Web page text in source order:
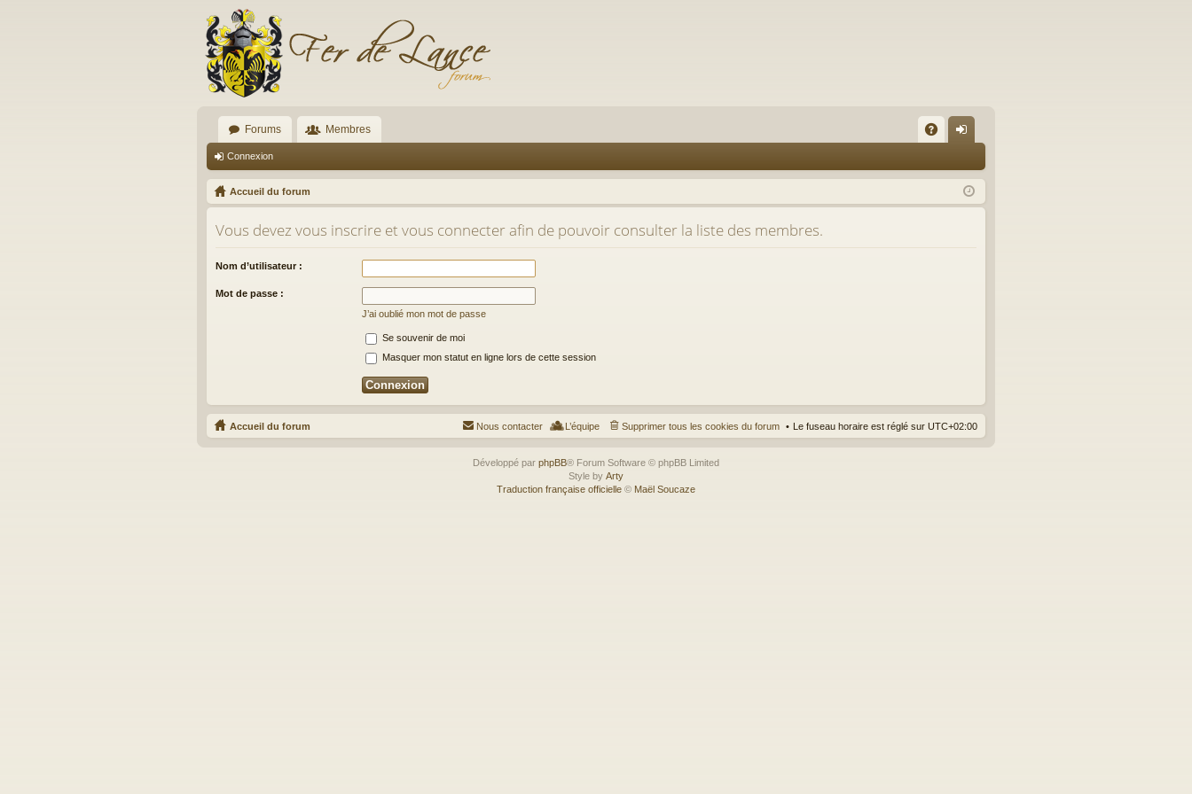
Forums Membres
Q ne
xi
Connexion
Accueil du forum
Vous devez vous inscrire et vous connecter afin de pouvoir consulter la liste des membres.
Nom d’utilisateur :
Mot de passe :
J’ai oublié mon mot de passe
Se souvenir de moi
Masquer mon statut en ligne lors de cette session
Accueil du forum Le fuseau horaire est réglé sur UTC+02:00
Supprimer tous les cookies du forum
L’équipe
Nous contacter
Développé par phpBB® Forum Software © phpBB Limited
Style by Arty
Traduction française officielle © Maël Soucaze